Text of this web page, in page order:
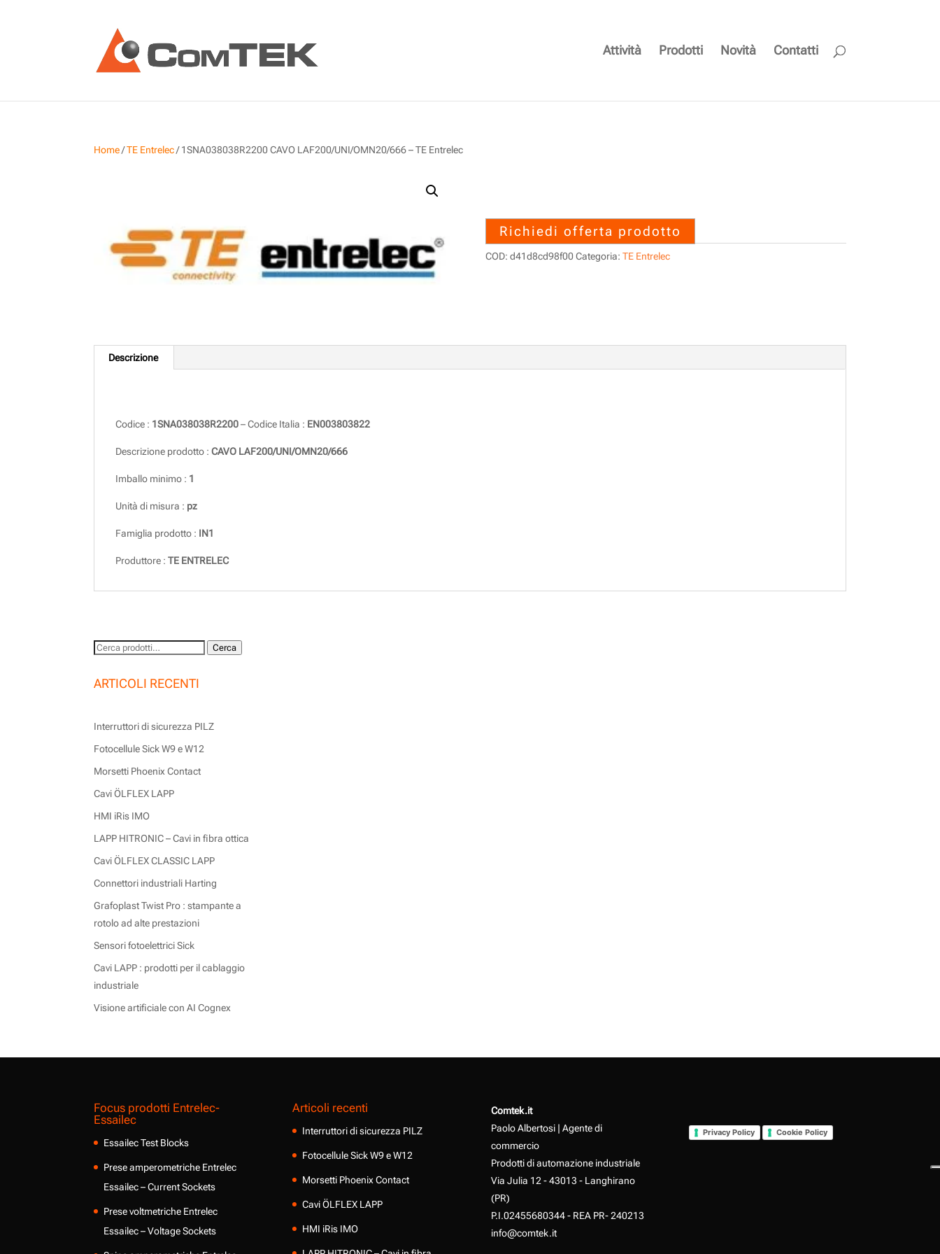
Attività Prodotti Novità Contatti
Home/TE Entrelec/ 1SNA038038R2200 CAVO LAF200/UNI/OMN20/666 – TE Entrelec
Richiedi offerta prodotto
COD: d41d8cd98f00 Categoria: TE Entrelec
Descrizione
Codice : 1SNA038038R2200– Codice Italia : EN003803822
Descrizione prodotto :CAVO LAF200/UNI/OMN20/666
Imballo minimo : 1
Unità di misura : pz
Famiglia prodotto : IN1
Produttore :TE ENTRELEC
Cerca: Cerca
ARTICOLI RECENTI
Interruttori di sicurezza PILZ
Fotocellule Sick W9 e W12
Morsetti Phoenix Contact
Cavi ÖLFLEX LAPP
HMI iRis IMO
LAPP HITRONIC – Cavi in fibra ottica
Cavi ÖLFLEX CLASSIC LAPP
Connettori industriali Harting
Grafoplast Twist Pro : stampante a
rotolo ad alte prestazioni
Sensori fotoelettrici Sick
Cavi LAPP : prodotti per il cablaggio
industriale
Visione artificiale con AI Cognex
Focus prodotti Entrelec-
Essailec
Essailec Test Blocks
Prese amperometriche Entrelec
Essailec – Current Sockets
Prese voltmetriche Entrelec
Essailec – Voltage Sockets
Articoli recenti
Interruttori di sicurezza PILZ
Fotocellule Sick W9 e W12
Morsetti Phoenix Contact
Cavi ÖLFLEX LAPP
HMI iRis IMO
Comtek.it
Paolo Albertosi | Agente di
commercio
Prodotti di automazione industriale
Via Julia 12 - 43013 - Langhirano
(PR)
P.I.02455680344 - REA PR- 240213
info@comtek.it
Privacy Policy Cookie Policy